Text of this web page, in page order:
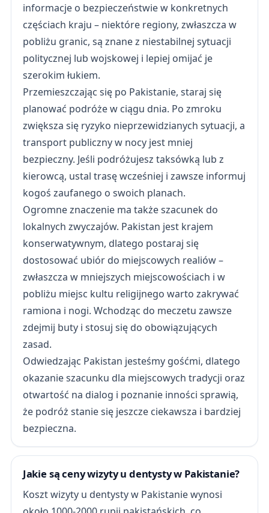
informacje o bezpieczeństwie w konkretnych
częściach kraju – niektóre regiony, zwłaszcza w
pobliżu granic, są znane z niestabilnej sytuacji
politycznej lub wojskowej i lepiej omijać je
szerokim łukiem.
Przemieszczając się po Pakistanie, staraj się
planować podróże w ciągu dnia. Po zmroku
zwiększa się ryzyko nieprzewidzianych sytuacji, a
transport publiczny w nocy jest mniej
bezpieczny. Jeśli podróżujesz taksówką lub z
kierowcą, ustal trasę wcześniej i zawsze informuj
kogoś zaufanego o swoich planach.
Ogromne znaczenie ma także szacunek do
lokalnych zwyczajów. Pakistan jest krajem
konserwatywnym, dlatego postaraj się
dostosować ubiór do miejscowych realiów –
zwłaszcza w mniejszych miejscowościach i w
pobliżu miejsc kultu religijnego warto zakrywać
ramiona i nogi. Wchodząc do meczetu zawsze
zdejmij buty i stosuj się do obowiązujących
zasad.
Odwiedzając Pakistan jesteśmy gośćmi, dlatego
okazanie szacunku dla miejscowych tradycji oraz
otwartość na dialog i poznanie inności sprawią,
że podróż stanie się jeszcze ciekawsza i bardziej
bezpieczna.
Jakie są ceny wizyty u dentysty w Pakistanie?
Koszt wizyty u dentysty w Pakistanie wynosi